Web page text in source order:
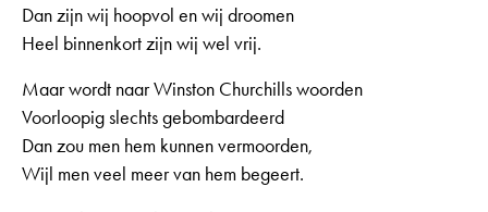
Dan zijn wij hoopvol en wij droomen
Heel binnenkort zijn wij wel vrij.
Maar wordt naar Winston Churchills woorden
Voorloopig slechts gebombardeerd
Dan zou men hem kunnen vermoorden,
Wijl men veel meer van hem begeert.